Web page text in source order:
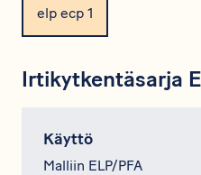
Irtikytkentäsarja
Käyttö
Malliin ELP/PFA